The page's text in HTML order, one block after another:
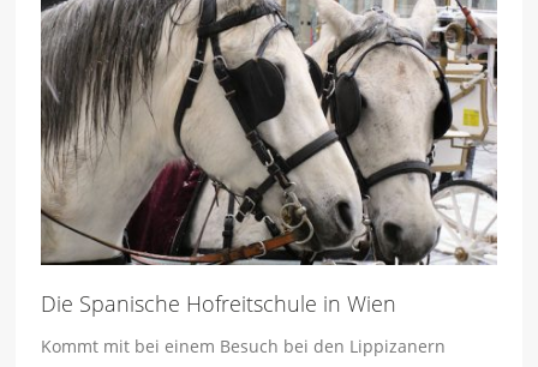
Die Spanische Hofreitschule in Wien
Kommt mit bei einem Besuch bei den Lippizanern